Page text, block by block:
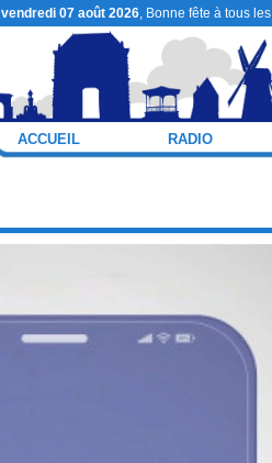
vendredi 07 août 2026, Bonne fête à tous les
ACCUEIL RADIO